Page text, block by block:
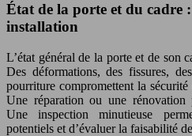
État de la porte et du cadre
installation
L’état général de la porte et de son
Des déformations, des fissures,
pourriture compromettent la
Une réparation ou une rénovation
Une inspection minutieuse
potentiels et d’évaluer la faisabilité